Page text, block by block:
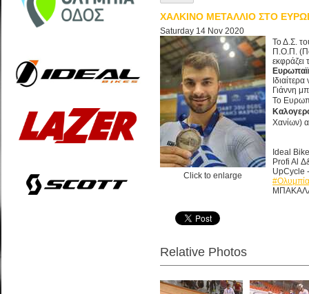
ΧΑΛΚΙΝΟ ΜΕΤΑΛΛΙΟ ΣΤΟ
Saturday 14 Nov 2020
Click to enlarge
Το Δ.Σ.
Π.Ο.Π.
Γιάννη
Το
Χανίων)
Ideal
Profi Al
UpCycle
Relative Photos